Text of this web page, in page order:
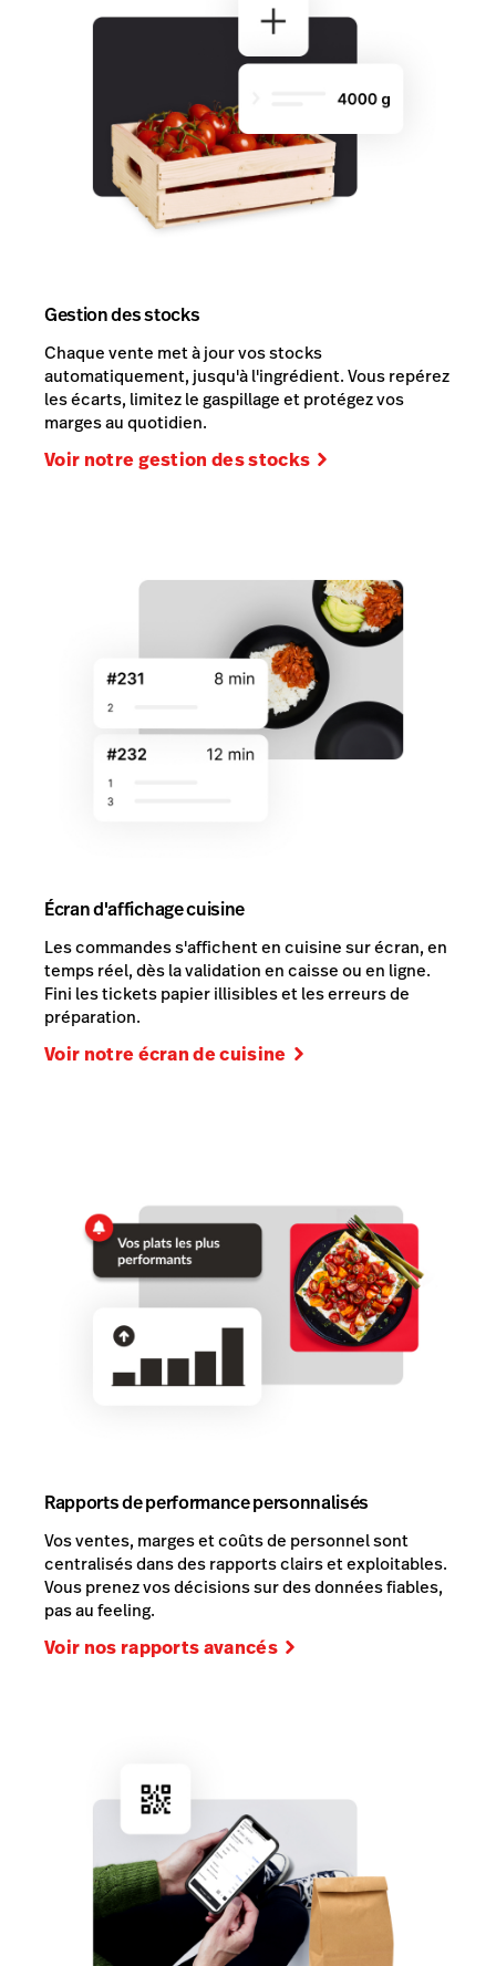
Gestion des stocks
Chaque vente met à jour vos stocks
automatiquement, jusqu'à l'ingrédient. Vous repérez
les écarts, limitez le gaspillage et protégez vos
marges au quotidien.
Voir notre gestion des stocks
Écran d'affichage cuisine
Les commandes s'affichent en cuisine sur écran, en
temps réel, dès la validation en caisse ou en ligne.
Fini les tickets papier illisibles et les erreurs de
préparation.
Voir notre écran de cuisine
Rapports de performance personnalisés
Vos ventes, marges et coûts de personnel sont
centralisés dans des rapports clairs et exploitables.
Vous prenez vos décisions sur des données fiables,
pas au feeling.
Voir nos rapports avancés